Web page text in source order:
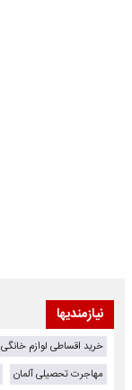
نیازمندیها
خرید اقساطی لوازم خانگی
مهاجرت تحصیلی آلمان